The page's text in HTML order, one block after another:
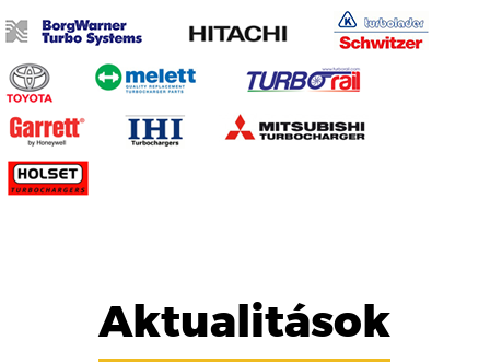
Aktualitások